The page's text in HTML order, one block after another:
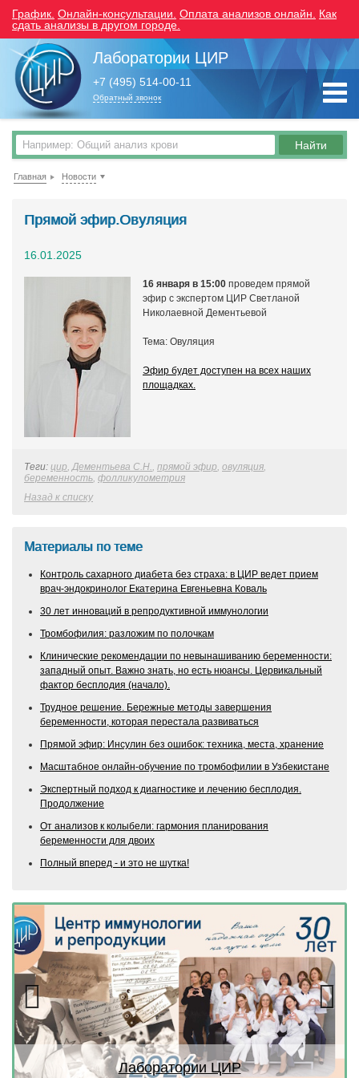
График. Онлайн-консультации. Оплата анализов онлайн.
Как
сдать анализы в другом городе.
Лаборатории ЦИР
+7 (495) 514-00-11
Обратный звонок
Главная Новости
Прямой эфир.Овуляция
16.01.2025
16 января в 15:00 проведем прямой
эфир с экспертом ЦИР Светланой
Николаевной Дементьевой
Тема: Овуляция
Эфир будет доступен на всех наших
площадках.
Теги: цир,Дементьева С.Н., прямой эфир, овуляция,
беременность, фолликулометрия
Назад к списку
Лаборатории ЦИР
Previous Next
Материалы по теме
Контроль сахарного диабета без страха: в ЦИР ведет прием
врач-эндокринолог Екатерина Евгеньевна Коваль
30 лет инноваций в репродуктивной иммунологии
Тромбофилия: разложим по полочкам
Клинические рекомендации по невынашиванию беременности:
западный опыт. Важно знать, но есть нюансы. Цервикальный
фактор бесплодия (начало).
Трудное решение. Бережные методы завершения
беременности, которая перестала развиваться
Прямой эфир: Инсулин без ошибок: техника, места, хранение
Масштабное онлайн-обучение по тромбофилии в Узбекистане
Экспертный подход к диагностике и лечению бесплодия.
Продолжение
От анализов к колыбели: гармония планирования
беременности для двоих
Полный вперед - и это не шутка!